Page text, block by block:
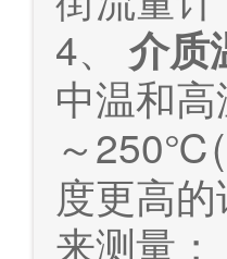
4、 介质
中温和
～
度更高
来测量；